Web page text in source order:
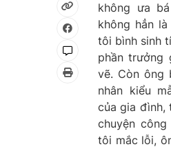
không ưa
không hẳn
tôi bình sinh
phần trưởng
vẽ. Còn ông
nhân kiểu
của gia đình,
chuyện
tôi mắc lỗi,